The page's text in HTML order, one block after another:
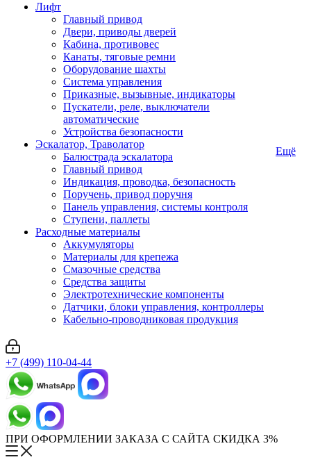
Лифт
Главный привод
Двери, приводы дверей
Кабина, противовес
Канаты, тяговые ремни
Оборудование шахты
Система управления
Приказные, вызывные, индикаторы
Пускатели, реле, выключатели
автоматические
Устройства безопасности
Эскалатор, Траволатор
Балюстрада эскалатора
Главный привод
Индикация, проводка, безопасность
Поручень, привод поручня
Панель управления, системы контроля
Ступени, паллеты
Расходные материалы
Аккумуляторы
Материалы для крепежа
Смазочные средства
Средства защиты
Электротехнические компоненты
Датчики, блоки управления, контроллеры
Кабельно-проводниковая продукция
Ещё
+7 (499) 110-04-44
ПРИ ОФОРМЛЕНИИ ЗАКАЗА С САЙТА СКИДКА 3%